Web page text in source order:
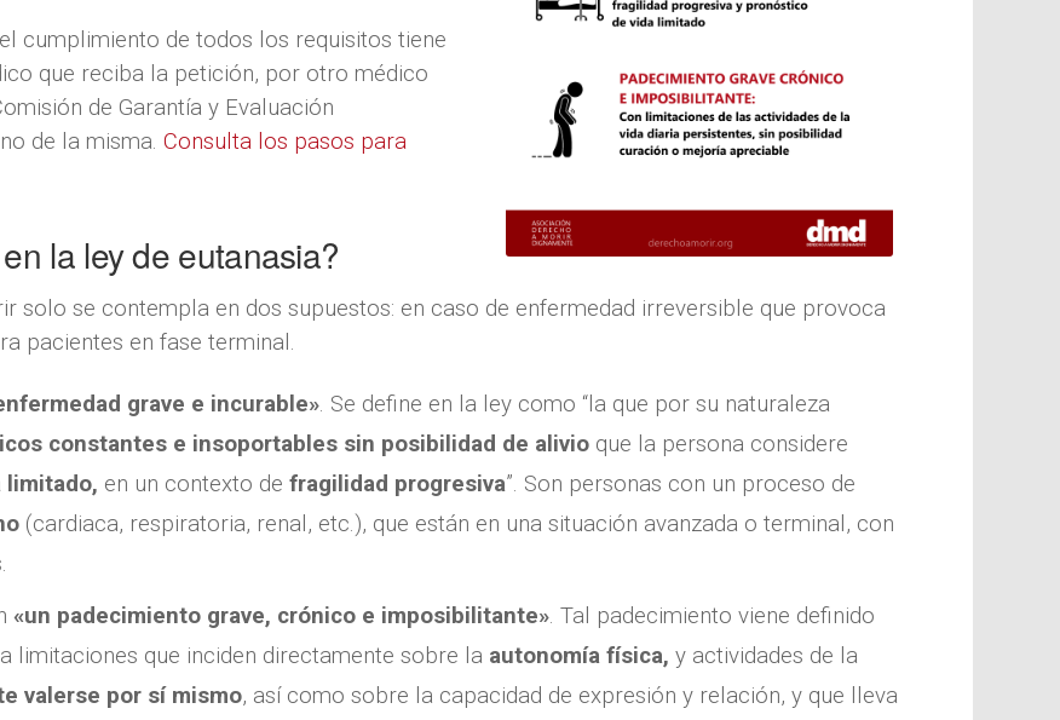
cumplimiento de todos los requisitos tiene
que reciba la petición, por otro médico
de Garantía y Evaluación
de la misma. Consulta los pasos para
la ley de eutanasia?
solo se contempla en dos supuestos: en caso de enfermedad irreversible que provoca
pacientes en fase terminal.
grave e incurable». Se define en la ley como “la que por su naturaleza
constantes e insoportables sin posibilidad de alivioque la persona considere
limitado, en un contexto de fragilidad progresiva”. Son personas con un proceso de
(cardiaca, respiratoria, renal, etc.), que están en una situación avanzada o terminal, con
«un padecimiento grave, crónico e imposibilitante». Tal padecimiento viene definido
limitaciones que inciden directamente sobre la autonomía física, y actividades de la
valerse por sí mismo, así como sobre la capacidad de expresión y relación, y que lleva